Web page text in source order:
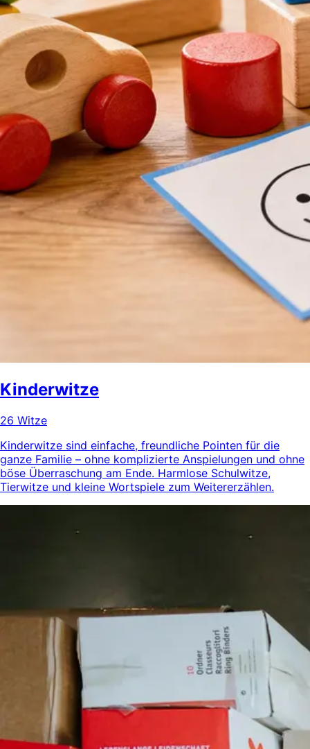
Kinderwitze
26 Witze
Kinderwitze sind einfache, freundliche Pointen für die
ganze Familie – ohne komplizierte Anspielungen und ohne
böse Überraschung am Ende. Harmlose Schulwitze,
Tierwitze und kleine Wortspiele zum Weitererzählen.